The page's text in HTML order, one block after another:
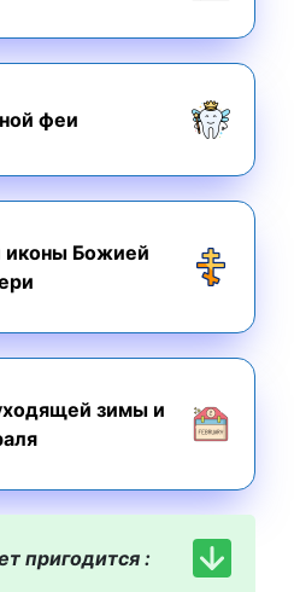
феи
иконы Божией
зимы и
пригодится :